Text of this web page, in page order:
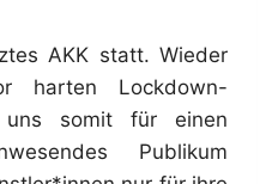
AKK statt. Wieder
harten Lockdown-
somit für einen
Publikum